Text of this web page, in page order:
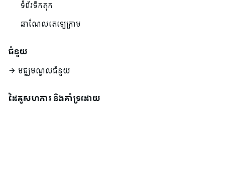
ទំព័រទិកតុក
ឆាណែលតេឡេក្រាម
ជំនួយ
មជ្ឈមណ្ឌលជំនួយ
ដៃគូសហការ និងគាំទ្រដោយ